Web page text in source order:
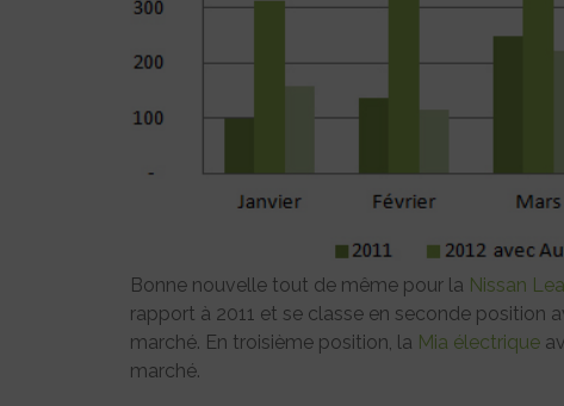
Bonne nouvelle tout de même pour la Nissan
rapport à 2011 et se classe en seconde position
marché. En troisième position, la Mia électrique
marché.